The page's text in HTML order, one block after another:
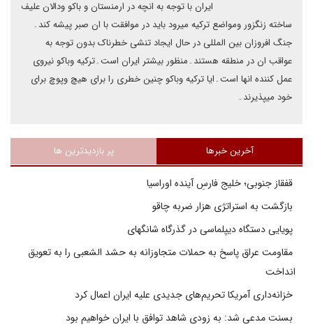
ایران با توجه به انچه در ارمنستان و باکو ودالان علیف
ساخته زنگزور ومواضع ترکیه میرود باید در موافقت با ان صبر پیشه کند۔
جنگ افروزان بین المللی در حال ایجاد تنشی خطرناک بدون توجه به
عواقب ان در منطقه هستند۔منظور بیشتر ایران است۔ترکیه وباکو نیروی
عمل کننده انها است۔ایا ترکیه وباکو چنین خطری را برای هیچ وپوچ برای
خود میپذیرند۔
آخرین خبرها پر بازدیدترین ها
قفقاز جنوبی؛ خلیج فارسِ آینده اوراسیا
بازگشت به استراتژی هزار ضربه چاقو
پویایی دستگاه دیپلماسی در گذرگاه شانگهای
مقاومت عراق پاسخ به حملات متجاوزانه به حشد الشعبی را به تعویق
انداخت
خزانه‌داری آمریکا تحریم‌های جدیدی علیه ایران اعمال کرد
بسنت مدعی شد: به زودی شاهد توافق با ایران خواهیم بود